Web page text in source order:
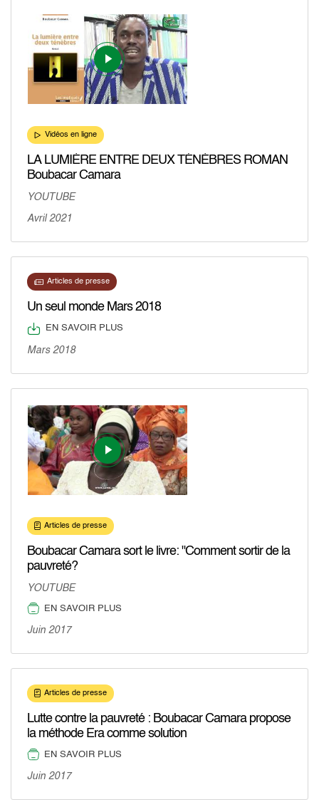
Vidéos en ligne
LA LUMIÈRE ENTRE DEUX TÉNÈBRES ROMAN
Boubacar Camara
YOUTUBE
Avril 2021
Articles de presse
Un seul monde Mars 2018
EN SAVOIR PLUS
Mars 2018
Articles de presse
Boubacar Camara sort le livre: "Comment sortir de la
pauvreté?
YOUTUBE
EN SAVOIR PLUS
Juin 2017
Articles de presse
Lutte contre la pauvreté : Boubacar Camara propose
la méthode Era comme solution
EN SAVOIR PLUS
Juin 2017